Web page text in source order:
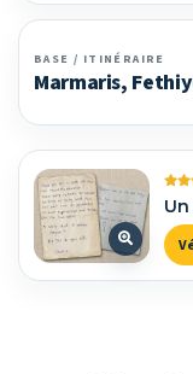
BASE / ITINÉRAIRE
Marmaris,